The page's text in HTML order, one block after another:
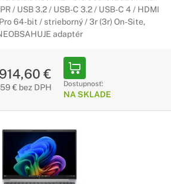
/ USB 3.2 / USB-C 3.2 / USB-C 4 / HDMI
64-bit / strieborný / 3r (3r) On-Site,
adaptér
€
€ bez DPH Dostupnosť:
NA SKLADE